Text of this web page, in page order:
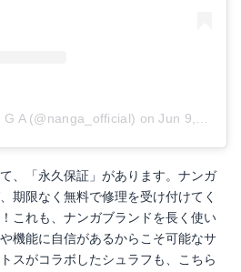
A (@nanga_official) onJun 9, 2017 at 3:10am PDT
、「永久保証」があります。ナンガ
期限なく無料で修理を受け付けてく
これも、ナンガブランドを長く使い
機能に自信があるからこそ可能なサ
スがコラボしたシュラフも、こちら